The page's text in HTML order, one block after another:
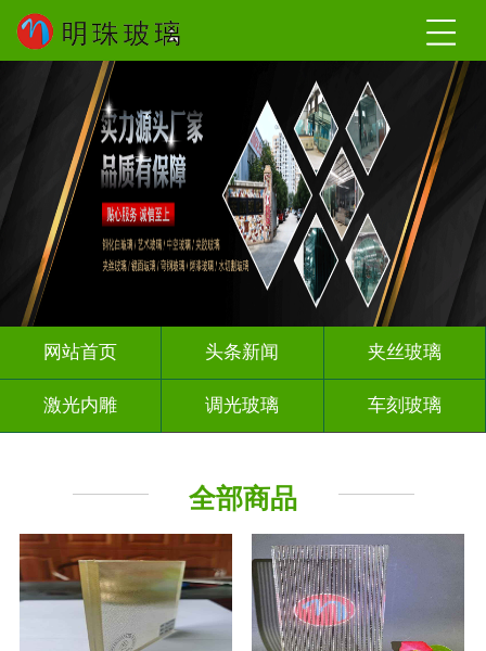
网站首页 头条新闻 夹丝玻璃
激光内雕 调光玻璃 车刻玻璃
全部商品